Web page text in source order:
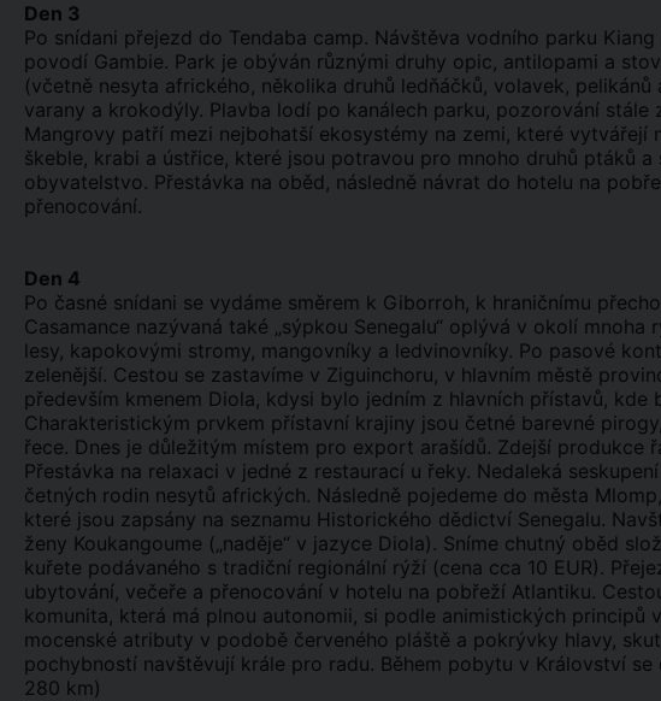
Den 3
Po snídani přejezd do Tendaba camp. Návštěva vodního parku
povodí Gambie. Park je obýván různými druhy opic, antilopami a
(včetně nesyta afrického, několika druhů ledňáčků, volavek,
varany a krokodýly. Plavba lodí po kanálech parku, pozorování stále
Mangrovy patří mezi nejbohatší ekosystémy na zemi, které
škeble, krabi a ústřice, které jsou potravou pro mnoho druhů ptáků
obyvatelstvo. Přestávka na oběd, následně návrat do hotelu na
přenocování.
Den 4
Po časné snídani se vydáme směrem k Giborroh, k hraničnímu
Casamance nazývaná také „sýpkou Senegalu“ oplývá v okolí
lesy, kapokovými stromy, mangovníky a ledvinovníky. Po pasové
zelenější. Cestou se zastavíme v Ziguinchoru, v hlavním městě
především kmenem Diola, kdysi bylo jedním z hlavních přístavů,
Charakteristickým prvkem přístavní krajiny jsou četné barevné
řece. Dnes je důležitým místem pro export arašídů. Zdejší produkce
Přestávka na relaxaci v jedné z restaurací u řeky. Nedaleká
četných rodin nesytů afrických. Následně pojedeme do města
které jsou zapsány na seznamu Historického dědictví Senegalu.
ženy Koukangoume („naděje“ v jazyce Diola). Sníme chutný oběd
kuřete podávaného s tradiční regionální rýží (cena cca 10 EUR).
ubytování, večeře a přenocování v hotelu na pobřeží Atlantiku.
komunita, která má plnou autonomii, si podle animistických principů
mocenské atributy v podobě červeného pláště a pokrývky hlavy,
pochybností navštěvují krále pro radu. Během pobytu v Království
280 km)